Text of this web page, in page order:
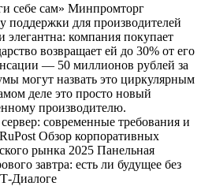
себе сам» Минпромторг
поддержки для производителей
элегантна: компания покупает
возвращает ей до 30% от его
— 50 миллионов рублей за
могут назвать это циркулярным
деле это просто новый
производителю.
современные требования и
Обзор корпоративных
рынка 2025 Панельная
завтра: есть ли будущее без
Диалоге